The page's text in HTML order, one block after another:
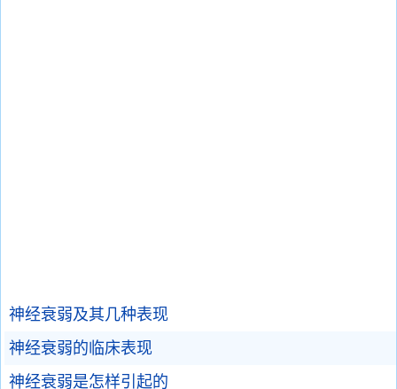
神经衰弱及其几种表现
神经衰弱的临床表现
神经衰弱是怎样引起的